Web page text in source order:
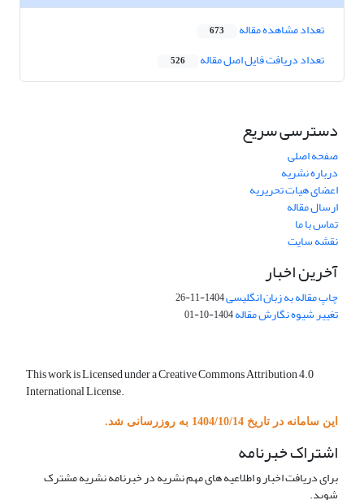
تعداد مشاهده مقاله 673
تعداد دریافت فایل اصل مقاله 526
دسترسی سریع
صفحه اصلی
درباره نشریه
اعضای هیات تحریریه
ارسال مقاله
تماس با ما
نقشه سایت
آخرین اخبار
چاپ مقاله به زبان انگلیسی1404-11-26
تغییر شیوه نگارش مقاله1404-10-01
This work is Licensed under a Creative Commons Attribution 4.0
International License.
این سامانه در تاریخ 1404/10/14 به روزرسانی شد.
اشتراک خبرنامه
برای دریافت اخبار و اطلاعیه های مهم نشریه در خبرنامه نشریه مشترک
شوید.